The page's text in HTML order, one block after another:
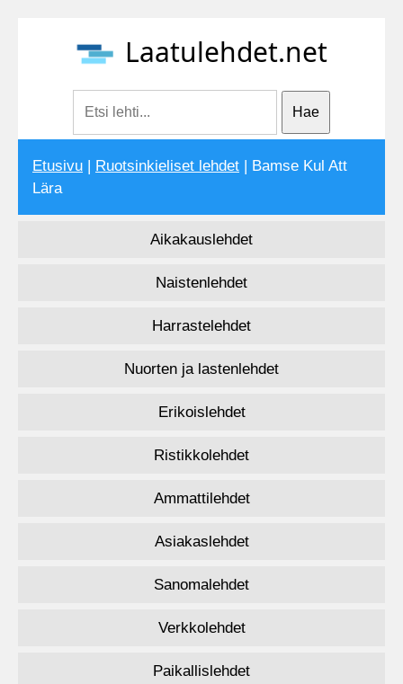
Laatulehdet.net
Etusivu Ruotsinkieliset lehdet | Bamse Kul Att
Lära
Aikakauslehdet
Naistenlehdet
Harrastelehdet
Nuorten ja lastenlehdet
Erikoislehdet
Ristikkolehdet
Ammattilehdet
Asiakaslehdet
Sanomalehdet
Verkkolehdet
Paikallislehdet